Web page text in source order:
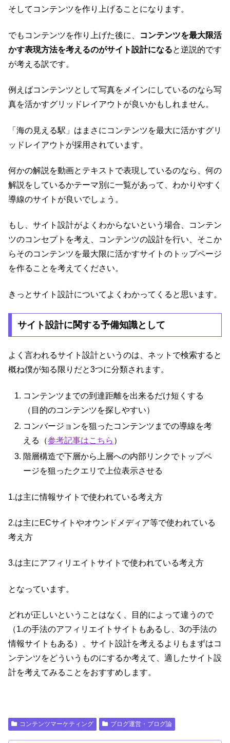
そしてコンテンツを作り上げることになります。
でもコンテンツを作り上げた後に、
コンテンツを最大限活
かす表現方法を考えるのがサイト設計になると逆説的です
が考える訳です。
例えばコンテンツとして写真をメインにしているのなら写
真を活かすグリッドレイアウトが良いかもしれません。
「海の見える駅」はまさにコンテンツを最大に活かすグリ
ッドレイアウトが採用されています。
何かの解説を動画とテキストで表現しているのなら、何の
解説をしているかテーマ別に一覧があって、わかりやすく
導線のサイトが良いでしょう。
もし、サイト設計がよくわからないという場合、コンテン
ツのコンセプトを考え、コンテンツの設計を行い、そこか
らそのコンテンツを最大限に活かすサイトのトップページ
を作ることを考えてください。
きっとサイト設計についてよくわかってくると思います。
サイト設計に関する予備知識として
よく言われるサイト設計というのは、ネットで検索すると
概ね僕が知る限りだと3つに分類されます。
コンテンツまでの到達距離を出来るだけ短くする
（目的のコンテンツを探しやすい）
コンバージョンを狙ったコンテンツまでの導線を考
える（参考記事はこちら ）
階層構造で下層から上層への内部リンクでトップペ
ージを狙ったクエリで上位表示させる
1.は主に情報サイトで使われている考え方
2.は主にECサイトやオウンドメディア等で使われている
考え方
3.は主にアフィリエイトサイトで使われている考え方
となっています。
どれが正しいということはなく、目的によって違うので
（1.の手法のアフィリエイトサイトもあるし、3の手法の
情報サイトもある）、サイト設計を考えるよりもまずはコ
ンテンツをどういうものにするか考えて、適したサイト設
計を考えてみることをおすすめします。
コンテンツマーケティング ブログ運営・ブログ論